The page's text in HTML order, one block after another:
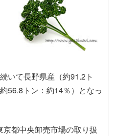
いて長野県産（約91.2ト
56.8トン：約14％）となっ
都中央卸売市場の取り扱